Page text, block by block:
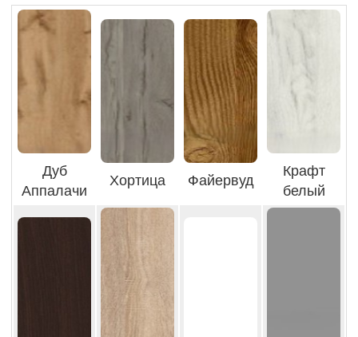
Дуб
Аппалачи
Хортица Файервуд
Крафт
белый